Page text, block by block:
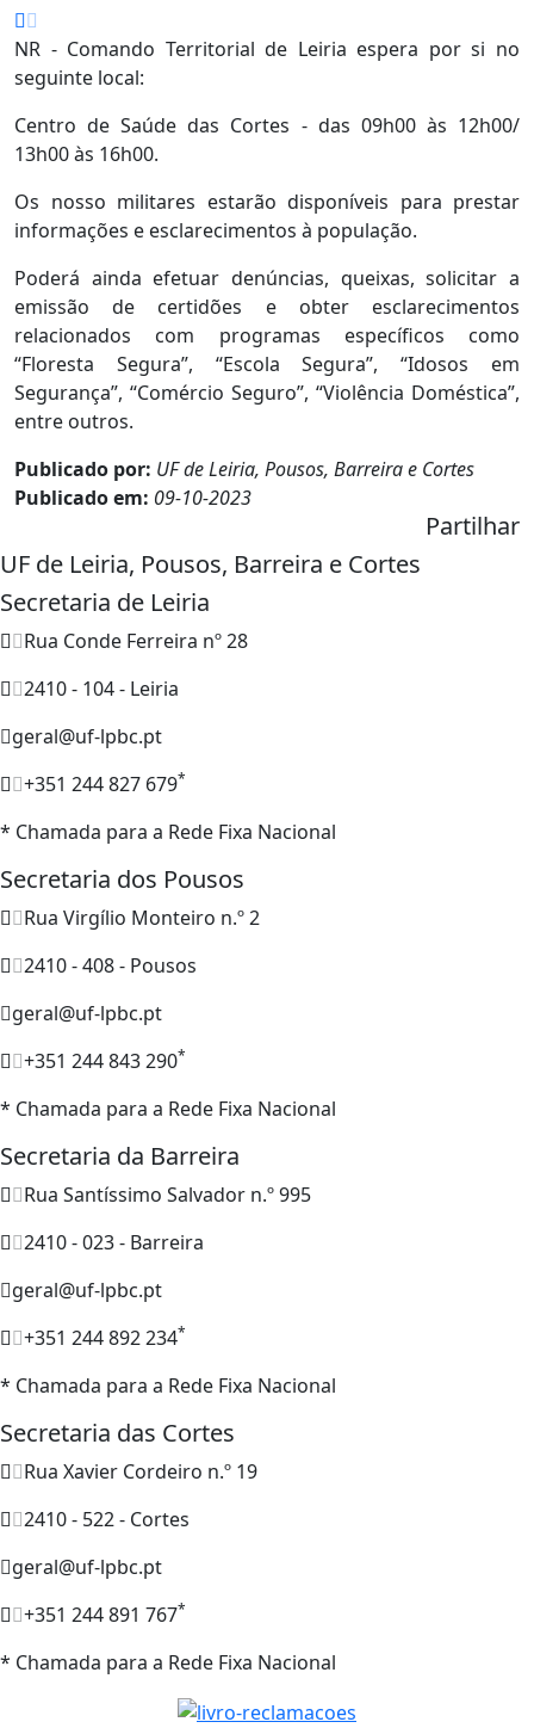
NR - Comando Territorial de Leiria espera por si no
seguinte local:
Centro de Saúde das Cortes - das 09h00 às 12h00/
13h00 às 16h00.
Os nosso militares estarão disponíveis para prestar
informações e esclarecimentos à população.
Poderá ainda efetuar denúncias, queixas, solicitar a
emissão de certidões e obter esclarecimentos
relacionados com programas específicos como
“Floresta Segura”, “Escola Segura”, “Idosos em
Segurança”, “Comércio Seguro”, “Violência Doméstica”,
entre outros.
Publicado por: UF de Leiria, Pousos, Barreira e Cortes
Publicado em: 09-10-2023
Partilhar
UF de Leiria, Pousos, Barreira e Cortes
Secretaria de Leiria
Rua Conde Ferreira nº 28
2410 - 104 - Leiria
geral@uf-lpbc.pt
+351 244 827 679*
* Chamada para a Rede Fixa Nacional
Secretaria dos Pousos
Rua Virgílio Monteiro n.º 2
2410 - 408 - Pousos
geral@uf-lpbc.pt
+351 244 843 290*
* Chamada para a Rede Fixa Nacional
Secretaria da Barreira
Rua Santíssimo Salvador n.º 995
2410 - 023 - Barreira
geral@uf-lpbc.pt
+351 244 892 234*
* Chamada para a Rede Fixa Nacional
Secretaria das Cortes
Rua Xavier Cordeiro n.º 19
2410 - 522 - Cortes
geral@uf-lpbc.pt
+351 244 891 767*
* Chamada para a Rede Fixa Nacional